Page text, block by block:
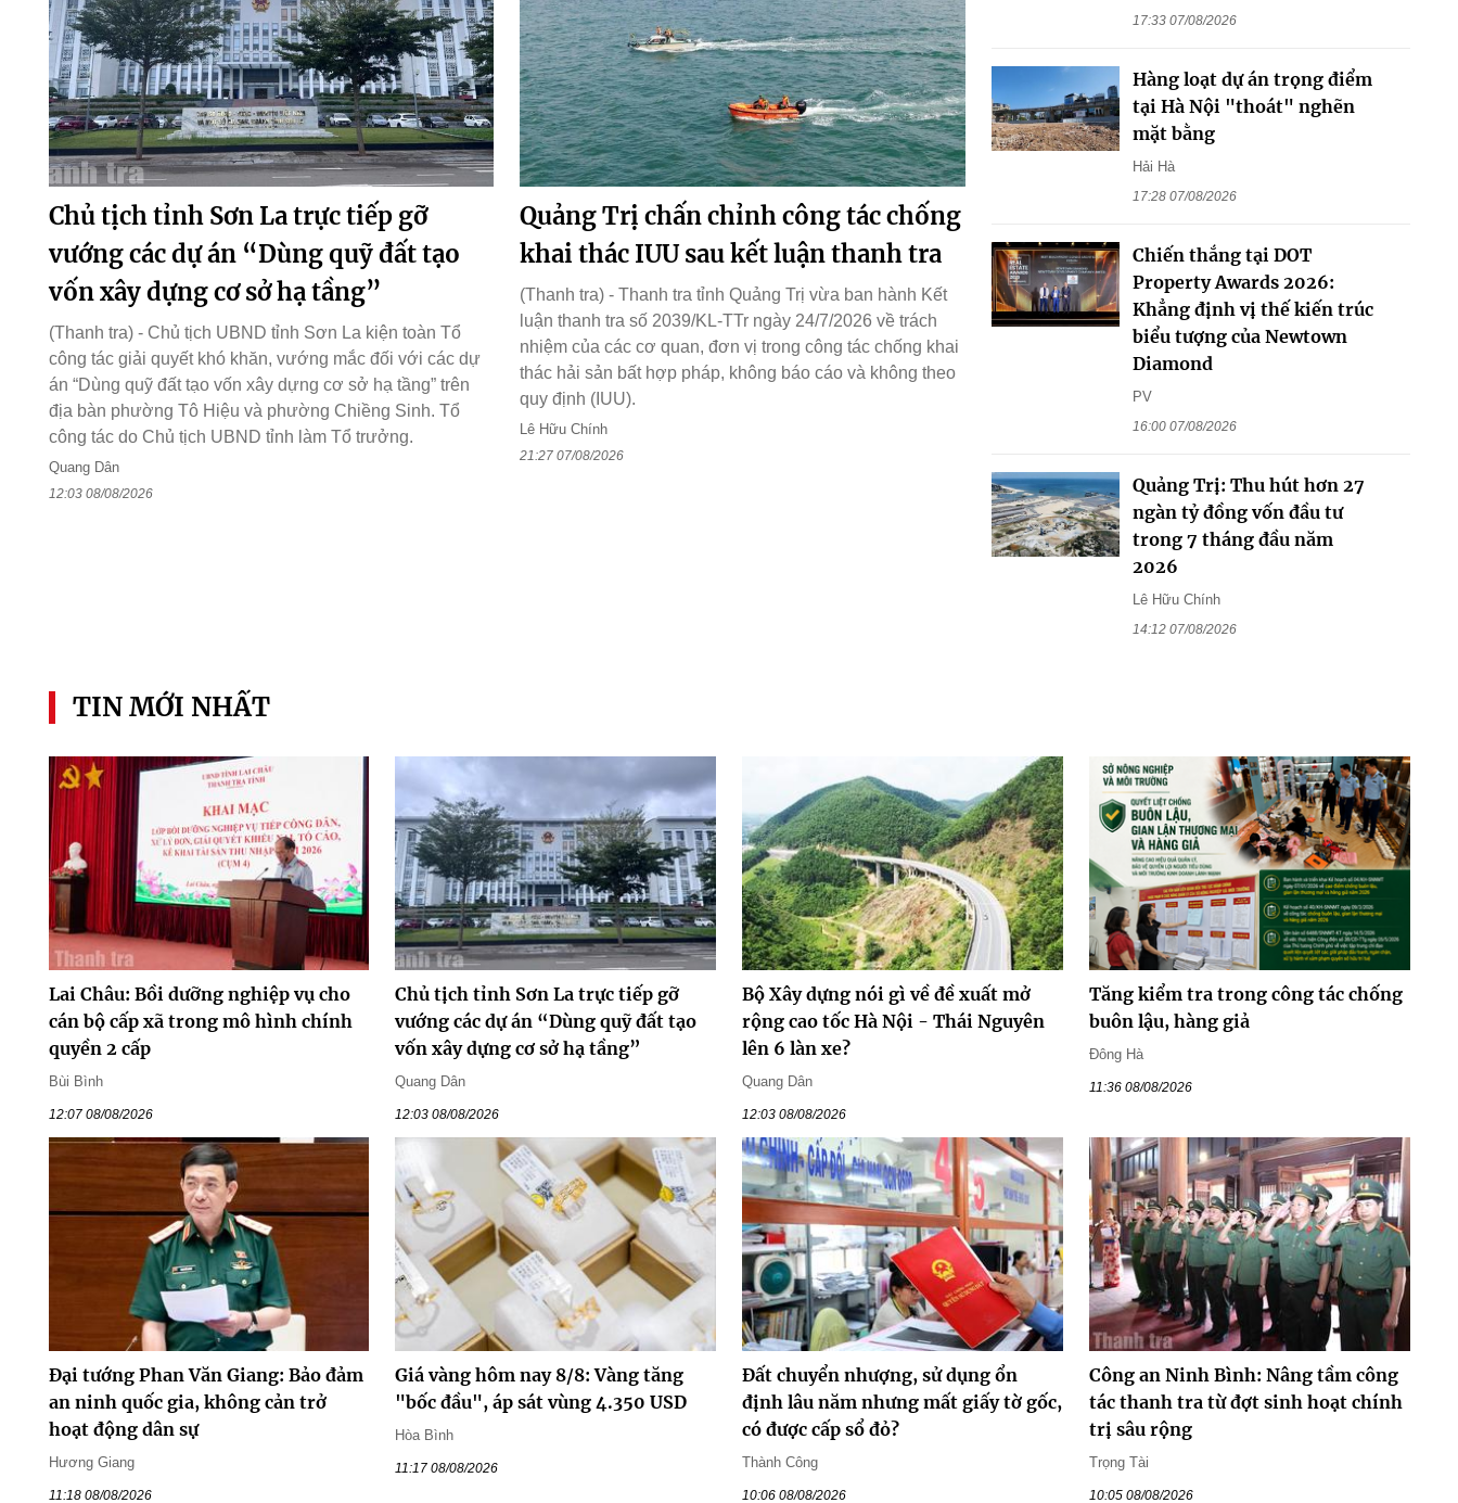
Chủ tịch tỉnh Sơn La trực tiếp gỡ
vướng các dự án “Dùng quỹ đất tạo
vốn xây dựng cơ sở hạ tầng”
(Thanh tra) - Chủ tịch UBND tỉnh Sơn La kiện toàn Tổ
công tác giải quyết khó khăn, vướng mắc đối với các dự
án “Dùng quỹ đất tạo vốn xây dựng cơ sở hạ tầng” trên
địa bàn phường Tô Hiệu và phường Chiềng Sinh. Tổ
công tác do Chủ tịch UBND tỉnh làm Tổ trưởng.
Quang Dân
12:03 08/08/2026
Quảng Trị chấn chỉnh công tác chống
khai thác IUU sau kết luận thanh tra
(Thanh tra) - Thanh tra tỉnh Quảng Trị vừa ban hành Kết
luận thanh tra số 2039/KL-TTr ngày 24/7/2026 về trách
nhiệm của các cơ quan, đơn vị trong công tác chống khai
thác hải sản bất hợp pháp, không báo cáo và không theo
quy định (IUU).
Lê Hữu Chính
21:27 07/08/2026
17:33 07/08/2026
Hàng loạt dự án trọng điểm
tại Hà Nội "thoát" nghẽn
mặt bằng
Hải Hà
17:28 07/08/2026
Chiến thắng tại DOT
Property Awards 2026:
Khẳng định vị thế kiến trúc
biểu tượng của Newtown
Diamond
PV
16:00 07/08/2026
Quảng Trị: Thu hút hơn 27
ngàn tỷ đồng vốn đầu tư
trong 7 tháng đầu năm
2026
Lê Hữu Chính
14:12 07/08/2026
TIN MỚI NHẤT
Lai Châu: Bồi dưỡng nghiệp vụ cho
cán bộ cấp xã trong mô hình chính
quyền 2 cấp
Bùi Bình
12:07 08/08/2026
Chủ tịch tỉnh Sơn La trực tiếp gỡ
vướng các dự án “Dùng quỹ đất tạo
vốn xây dựng cơ sở hạ tầng”
Quang Dân
12:03 08/08/2026
Bộ Xây dựng nói gì về đề xuất mở
rộng cao tốc Hà Nội - Thái Nguyên
lên 6 làn xe?
Quang Dân
12:03 08/08/2026
Tăng kiểm tra trong công tác chống
buôn lậu, hàng giả
Đông Hà
11:36 08/08/2026
Đại tướng Phan Văn Giang: Bảo đảm
an ninh quốc gia, không cản trở
hoạt động dân sự
Hương Giang
11:18 08/08/2026
Giá vàng hôm nay 8/8: Vàng tăng
"bốc đầu", áp sát vùng 4.350 USD
Hòa Bình
11:17 08/08/2026
Đất chuyển nhượng, sử dụng ổn
định lâu năm nhưng mất giấy tờ gốc,
có được cấp sổ đỏ?
Thành Công
10:06 08/08/2026
Công an Ninh Bình: Nâng tầm công
tác thanh tra từ đợt sinh hoạt chính
trị sâu rộng
Trọng Tài
10:05 08/08/2026